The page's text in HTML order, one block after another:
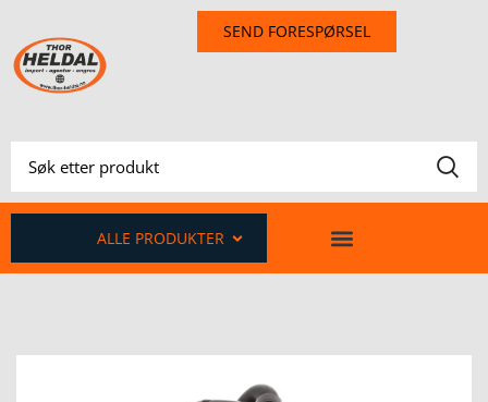
SEND FORESPØRSEL
ALLE PRODUKTER